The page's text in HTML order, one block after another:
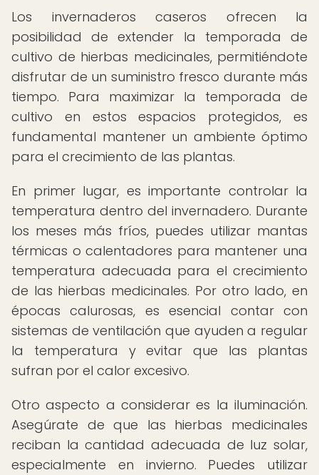
Los invernaderos caseros ofrecen la
posibilidad de extender la temporada de
cultivo de hierbas medicinales, permitiéndote
disfrutar de un suministro fresco durante más
tiempo. Para maximizar la temporada de
cultivo en estos espacios protegidos, es
fundamental mantener un ambiente óptimo
para el crecimiento de las plantas.
En primer lugar, es importante controlar la
temperatura dentro del invernadero. Durante
los meses más fríos, puedes utilizar mantas
térmicas o calentadores para mantener una
temperatura adecuada para el crecimiento
de las hierbas medicinales. Por otro lado, en
épocas calurosas, es esencial contar con
sistemas de ventilación que ayuden a regular
la temperatura y evitar que las plantas
sufran por el calor excesivo.
Otro aspecto a considerar es la iluminación.
Asegúrate de que las hierbas medicinales
reciban la cantidad adecuada de luz solar,
especialmente en invierno. Puedes utilizar